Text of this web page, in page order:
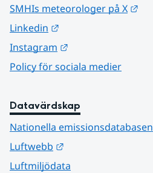
SMHIs meteorologer på X
Linkedin
Instagram
Policy för sociala medier
Datavärdskap
Nationella emissionsdatabasen
Luftwebb
Luftmiljödata